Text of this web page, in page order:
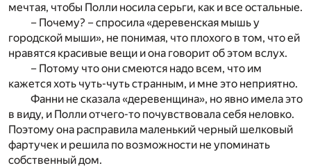
мечтая, чтобы Полли носила серьги, как и все остальные.
– Почему? – спросила «деревенская мышь у
городской мыши», не понимая, что плохого в том, что ей
нравятся красивые вещи и она говорит об этом вслух.
– Потому что они смеются надо всем, что им
кажется хоть чуть-чуть странным, и мне это неприятно.
Фанни не сказала «деревенщина», но явно имела это
в виду, и Полли отчего-то почувствовала себя неловко.
Поэтому она расправила маленький черный шелковый
фартучек и решила по возможности не упоминать
собственный дом.